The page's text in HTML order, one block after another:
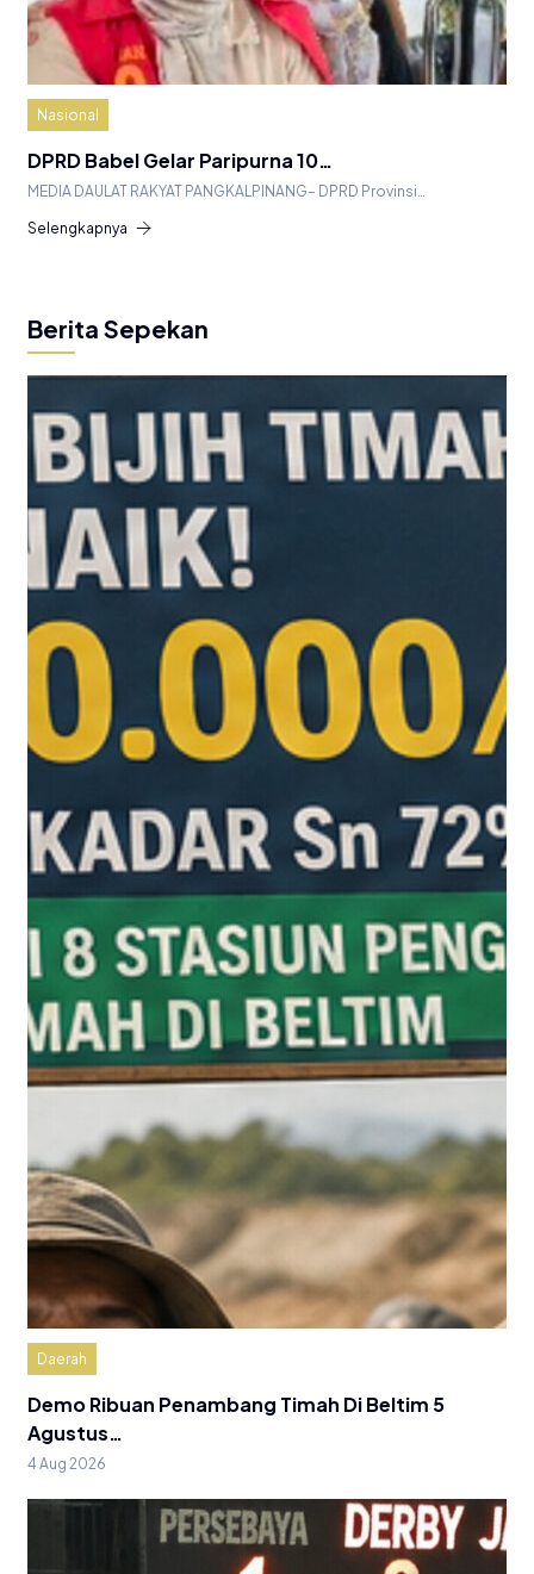
Nasional
DPRD Babel Gelar Paripurna 10…
MEDIA DAULAT RAKYAT PANGKALPINANG– DPRD Provinsi…
Selengkapnya
Berita Sepekan
Daerah
Demo Ribuan Penambang Timah Di Beltim 5
Agustus…
4 Aug 2026